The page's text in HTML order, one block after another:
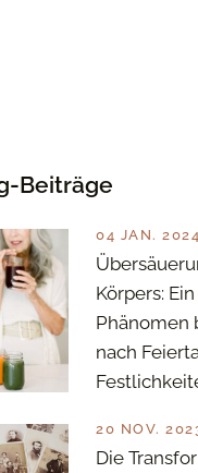
Beiträge
04 JAN. 2024
Körpers:
Phänomen
nach
20 NOV.
Die